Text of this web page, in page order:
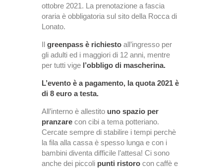
ottobre 2021. La prenotazione a fascia
oraria è obbligatoria sul sito della Rocca di
Lonato.
Il greenpass è richiesto all’ingresso per
gli adulti ed i maggiori di 12 anni, mentre
per tutti vige l’obbligo di mascherina.
L’evento è a pagamento, la quota 2021 è
di 8 euro a testa.
All’interno è allestito uno spazio per
pranzare con cibi a tema potteriano.
Cercate sempre di stabilire i tempi perchè
la fila alla cassa è spesso lunga e con i
bambini diventa difficile l’attesa! Ci sono
anche dei piccoli punti ristoro con caffè e